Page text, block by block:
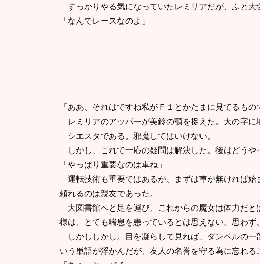
すっかりやる気になっていたレミリアだが、ふと大
「なんでレースなのよ」
「ああ、それはですね私がＦ１とかたまに見てるも
レミリアのアッパーが美鈴の顎を捉えた。大の字に
シエスタである。邪魔してはいけない。
しかし、これで一応の疑問は解決した。後はどうや
「やっぱり重要なのは車ね」
運転技術も重要ではあるが、まずは車が無ければ始
頼れるのは親友であった。
大図書館へと足を運び、これからの魔女は体力だと
様は、とても喘息を患っているとは思えない。思わず
しかししかし。目を凝らして見れば、ダンベルの一
いう単語が浮かんだが、友人の名誉を守る為に忘れる